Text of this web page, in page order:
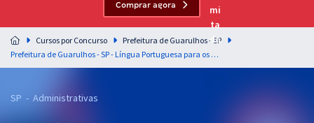
Residências Multiprofissionais
Preparação completa e intensiva para as principais
residências em saúde do Brasil
Comprar agora
Cursos por Concurso
Prefeitura de Guarulhos - SP
Prefeitura de Guarulhos - SP - Língua Portuguesa para os Cargos de Nível Superior com a Professora Letícia Bastos
SP - Administrativas